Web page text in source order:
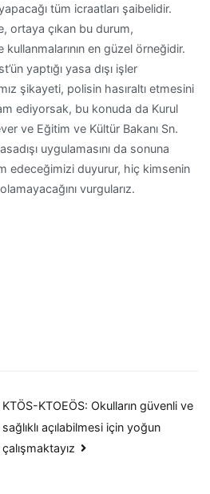
tüm icraatları şaibelidir.
ortaya çıkan bu durum,
en güzel örneğidir.
yaptığı yasa dışı işler
şikayeti, polisin hasıraltı etmesini
ediyorsak, bu konuda da Kurul
ve Eğitim ve Kültür Bakanı Sn.
uygulamasını da sonuna
edeceğimizi duyurur, hiç kimsenin
vurgularız.
KTÖS-KTOEÖS: Okulların güvenli ve
sağlıklı açılabilmesi için yoğun
çalışmaktayız